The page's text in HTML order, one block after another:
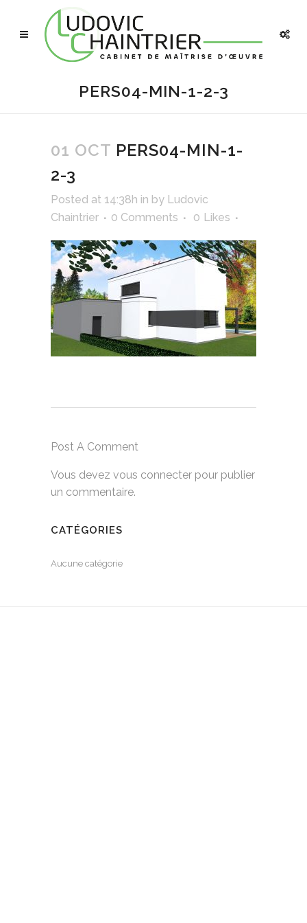
PERS04-MIN-1-2-3
01 OCT PERS04-MIN-1-
2-3
Posted at 14:38h in by Ludovic
Chaintrier
0 Comments 0 Likes
Post A Comment
Vous devez vous connecter pour publier
un commentaire.
CATÉGORIES
Aucune catégorie